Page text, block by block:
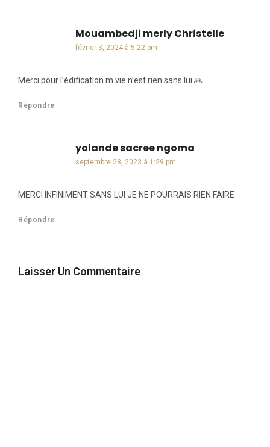
Mouambedji merly Christelledit :
février 3, 2024 à 5:22 pm
Merci pour l’édification m vie n’est rien sans lui 🙏
Répondre
yolande sacree ngoma
septembre 28, 2023 à 1:29 pm
MERCI INFINIMENT SANS LUI JE NE POURRAIS RIEN FAIRE
Répondre
Laisser Un Commentaire